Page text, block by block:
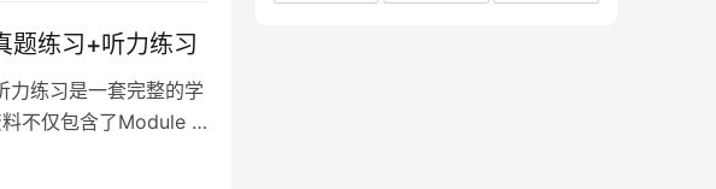
题练习+听力练习
练习是一套完整的学
不仅包含了Module 4